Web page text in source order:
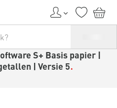
S+ Basis papier |
| Versie 5